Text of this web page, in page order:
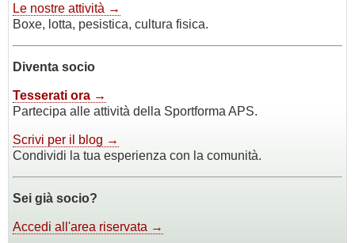
Le nostre attività →
Boxe, lotta, pesistica, cultura fisica.
Diventa socio
Tesserati ora →
Partecipa alle attività della Sportforma APS.
Scrivi per il blog →
Condividi la tua esperienza con la comunità.
Sei già socio?
Accedi all'area riservata →